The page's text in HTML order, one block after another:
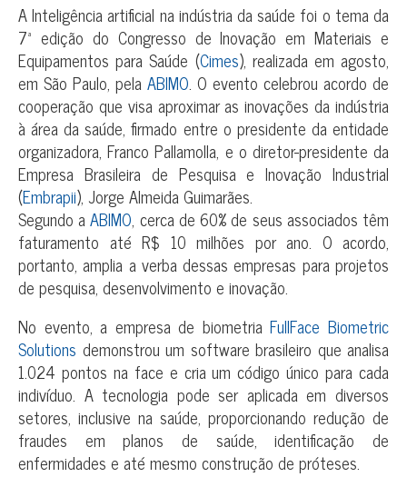
A Inteligência artificial na indústria da saúde foi o tema da
7ª edição do Congresso de Inovação em Materiais e
Equipamentos para Saúde (Cimes), realizada em agosto,
em São Paulo, pela ABIMO. O evento celebrou acordo de
cooperação que visa aproximar as inovações da indústria
à área da saúde, firmado entre o presidente da entidade
organizadora, Franco Pallamolla, e o diretor-presidente da
Empresa Brasileira de Pesquisa e Inovação Industrial
(Embrapii), Jorge Almeida Guimarães.
Segundo aABIMO, cerca de 60% de seus associados têm
faturamento até R$ 10 milhões por ano. O acordo,
portanto, amplia a verba dessas empresas para projetos
de pesquisa, desenvolvimento e inovação.
No evento, a empresa de biometriaFullFace Biometric
Solutions demonstrou um software brasileiro que analisa
1.024 pontos na face e cria um código único para cada
indivíduo. A tecnologia pode ser aplicada em diversos
setores, inclusive na saúde, proporcionando redução de
fraudes em planos de saúde, identificação de
enfermidades e até mesmo construção de próteses.